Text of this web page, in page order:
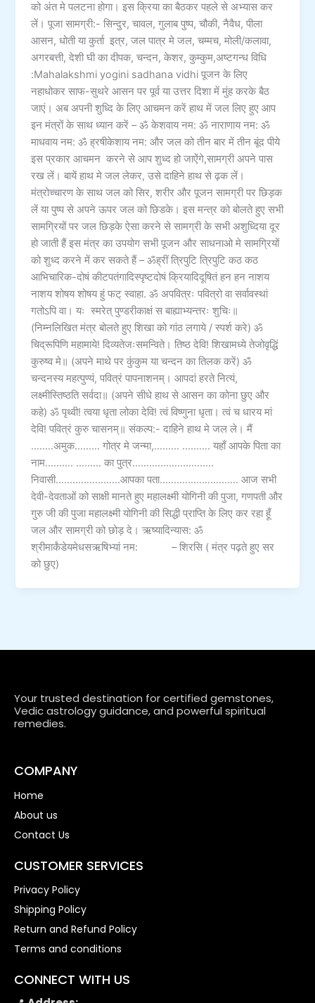
को अंत मे पलटना होगा। इस क्रिया का बैठकर पहले से अभ्यास कर
लें। पूजा सामग्री:- सिन्दुर, चावल, गुलाब पुष्प, चौकी, नैवैध, पीला
आसन, धोती या कुर्ता इत्र, जल पात्र मे जल, चम्मच, मोली/कलावा,
अगरबत्ती, देशी घी का दीपक, चन्दन, केशर, कुम्कुम,अष्टगन्ध विधि
:Mahalakshmi yogini sadhana vidhi पूजन के लिए
नहाधोकर साफ-सुथरे आसन पर पूर्व या उत्तर दिशा में मुंह करके बैठ
जाएं। अब अपनी शुध्दि के लिए आचमन करें हाथ में जल लिए हुए आप
इन मंत्रों के साथ ध्यान करें – ॐ केशवाय नम: ॐ नाराणाय नम: ॐ
माधवाय नम: ॐ ह्रषीकेशाय नम: और जल को तीन बार में तीन बूंद पीये
इस प्रकार आचमन करने से आप शुध्द हो जाऐंगे,सामग्री अपने पास
रख लें। बायें हाथ मे जल लेकर, उसे दाहिने हाथ से ढ़क लें।
मंत्रोच्चारण के साथ जल को सिर, शरीर और पूजन सामग्री पर छिड़क
लें या पुष्प से अपने ऊपर जल को छिडके। इस मन्त्र को बोलते हुए सभी
सामग्रियों पर जल छिड़के ऐसा करने से सामग्री के सभी अशुध्दिया दूर
हो जाती हैं इस मंत्र का उपयोग सभी पूजन और साधनाओ मे सामग्रियों
को शुध्द करने में कर सकते हैं – ॐह्रीं त्रिपुटि त्रिपुटि कठ कठ
आभिचारिक-दोषं कीटपतंगादिस्पृष्टदोषं क्रियादिदूषितं हन हन नाशय
नाशय शोषय शोषय हुं फट् स्वाहा. ॐ अपवित्रः पवित्रो वा सर्वावस्थां
गतोऽपि वा। यः स्मरेत् पुण्डरीकाक्षं स बाह्याभ्यन्तरः शुचिः॥
(निम्नलिखित मंत्र बोलते हुए शिखा को गांठ लगाये / स्पर्श करे) ॐ
चिद्रूपिणि महामाये! दिव्यतेजःसमन्विते। तिष्ठ देवि! शिखामध्ये तेजोवृद्धिं
कुरुष्व मे॥ (अपने माथे पर कुंकुम या चन्दन का तिलक करें) ॐ
चन्दनस्य महत्पुण्यं, पवित्रं पापनाशनम्। आपदां हरते नित्यं,
लक्ष्मीस्तिष्ठति सर्वदा॥ (अपने सीधे हाथ से आसन का कोना छुए और
कहे) ॐ पृथ्वी! त्वया धृता लोका देवि! त्वं विष्णुना धृता। त्वं च धारय मां
देवि! पवित्रं कुरु चासनम्॥ संकल्प:- दाहिने हाथ मे जल ले। मैं
……..अमुक……… गोत्र मे जन्मा,……… ………. यहाँ आपके पिता का
नाम………. ……… का पुत्र………………………..
निवासी…………………..आपका पता………………………. आज सभी
देवी-देवताओं को साक्षी मानते हुए महालक्ष्मी योगिनी की पुजा, गणपती और
गुरु जी की पुजा महालक्ष्मी योगिनी की सिद्धी प्राप्ति के लिए कर रहा हूँ
जल और सामग्री को छोड़ दे। ऋष्यादिन्यास: ॐ
श्रीमार्कंडेयमेधसऋषिभ्यां नम: – शिरसि ( मंत्र पढ़ते हुए सर
को छुए)
Your trusted destination for certified gemstones,
Vedic astrology guidance, and powerful spiritual
remedies.
COMPANY
Home
About us
Contact Us
CUSTOMER SERVICES
Privacy Policy
Shipping Policy
Return and Refund Policy
Terms and conditions
CONNECT WITH US